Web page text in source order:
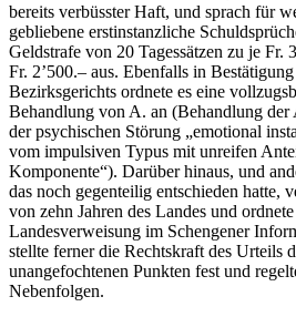
bereits verbüsster Haft, und sprach für
gebliebene erstinstanzliche
Geldstrafe von 20 Tagessätzen zu je Fr.
Fr. 2’500.– aus. Ebenfalls in
Bezirksgerichts ordnete es eine
Behandlung von A. an (Behandlung
der psychischen Störung „emotional
vom impulsiven Typus mit unreifen
Komponente“). Darüber hinaus, und
das noch gegenteilig entschieden hatte,
von zehn Jahren des Landes und
Landesverweisung im Schengener
stellte ferner die Rechtskraft des Urteils
unangefochtenen Punkten fest und
Nebenfolgen.